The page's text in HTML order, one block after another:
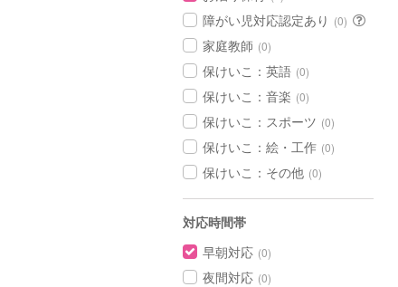
障がい児対応認定あり (0)
家庭教師 (0)
保けいこ：英語 (0)
保けいこ：音楽 (0)
保けいこ：スポーツ (0)
保けいこ：絵・工作 (0)
保けいこ：その他 (0)
対応時間帯
早朝対応 (0)
夜間対応 (0)